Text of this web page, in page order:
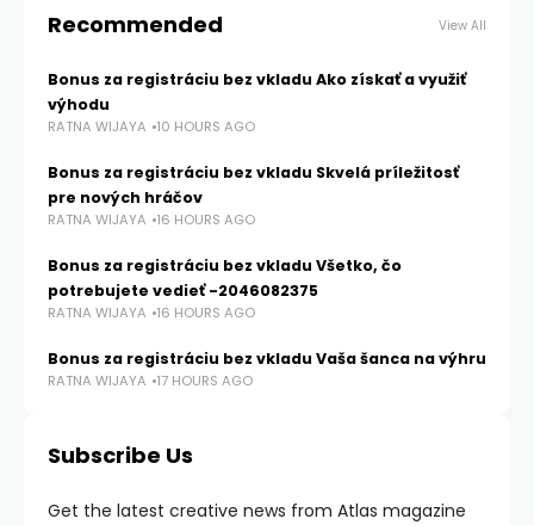
Recommended View All
Bonus za registráciu bez vkladu Ako získať a využiť
výhodu
RATNA WIJAYA 10 HOURS AGO
Bonus za registráciu bez vkladu Skvelá príležitosť
pre nových hráčov
RATNA WIJAYA 16 HOURS AGO
Bonus za registráciu bez vkladu Všetko, čo
potrebujete vedieť -2046082375
RATNA WIJAYA 16 HOURS AGO
Bonus za registráciu bez vkladu Vaša šanca na výhru
RATNA WIJAYA 17 HOURS AGO
Subscribe Us
Get the latest creative news from Atlas magazine